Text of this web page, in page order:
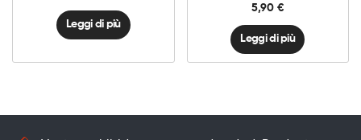
Leggi di più
5,90 €
Leggi di più